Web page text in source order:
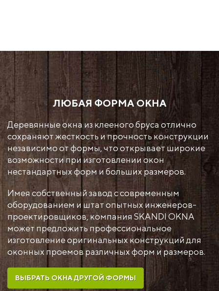
ЛЮБАЯ ФОРМА ОКНА
Деревянные окна из клееного бруса отлично
сохраняют жесткость и прочность конструкции
независимо от формы, что открывает широкие
возможности при изготовлении окон
нестандартных форм и больших размеров.
Имея собственный завод с современным
оборудованием и штат опытных инженеров-
проектировщиков, компания SKANDI OKNA
может предложить профессиональное
изготовление оригинальных конструкций для
оконных проемов различных форм и размеров.
ВЫБРАТЬ ОКНА ДРУГОЙ ФОРМЫ